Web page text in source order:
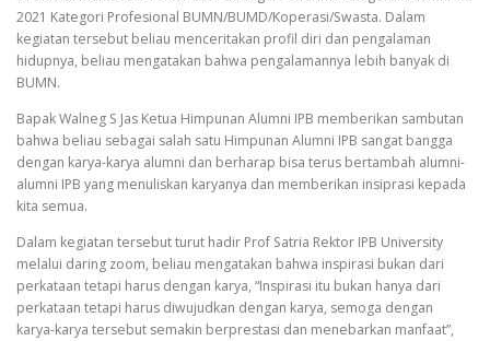
2021 Kategori Profesional BUMN/BUMD/Koperasi/Swasta. Dalam
kegiatan tersebut beliau menceritakan profil diri dan pengalaman
hidupnya, beliau mengatakan bahwa pengalamannya lebih banyak di
BUMN.
Bapak Walneg S Jas Ketua Himpunan Alumni IPB memberikan sambutan
bahwa beliau sebagai salah satu Himpunan Alumni IPB sangat bangga
dengan karya-karya alumni dan berharap bisa terus bertambah alumni-
alumni IPB yang menuliskan karyanya dan memberikan insiprasi kepada
kita semua.
Dalam kegiatan tersebut turut hadir Prof Satria Rektor IPB University
melalui daring zoom, beliau mengatakan bahwa inspirasi bukan dari
perkataan tetapi harus dengan karya, “Inspirasi itu bukan hanya dari
perkataan tetapi harus diwujudkan dengan karya, semoga dengan
karya-karya tersebut semakin berprestasi dan menebarkan manfaat”,